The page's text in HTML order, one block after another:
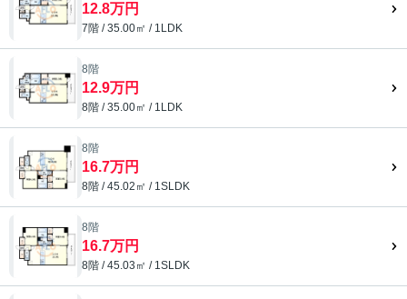
12.8万円
7階 / 35.00㎡ / 1LDK
8階
12.9万円
8階 / 35.00㎡ / 1LDK
8階
16.7万円
8階 / 45.02㎡ / 1SLDK
8階
16.7万円
8階 / 45.03㎡ / 1SLDK